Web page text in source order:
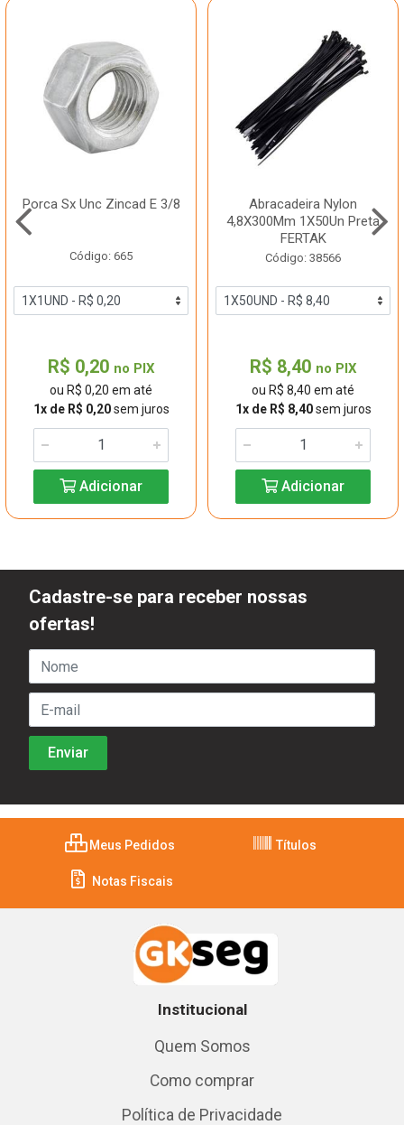
Porca Sx Unc Zincad E 3/8
Código: 665
R$ 0,20 no PIX
ou R$ 0,20 em até
1x de R$ 0,20sem juros
Adicionar
Abracadeira Nylon
4,8X300Mm 1X50Un Preta
FERTAK
Código: 38566
R$ 8,40 no PIX
ou R$ 8,40 em até
1x de R$ 8,40sem juros
Adicionar
Cadastre-se para receber nossas
ofertas!
Meus Pedidos Títulos
Notas Fiscais
Institucional
Quem Somos
Como comprar
Política de Privacidade